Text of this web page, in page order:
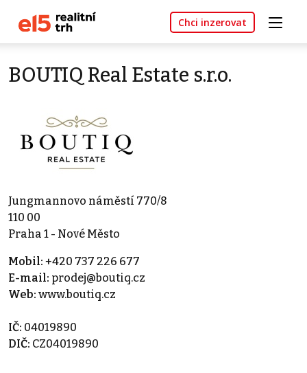
Chci inzerovat
BOUTIQ Real Estate s.r.o.
Jungmannovo náměstí 770/8
110 00
Praha 1 - Nové Město
Mobil: +420 737 226 677
E-mail: prodej@boutiq.cz
Web: www.boutiq.cz
IČ: 04019890
DIČ: CZ04019890